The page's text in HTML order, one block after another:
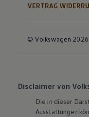
VERTRAG
© Volkswagen 2026
Disclaimer von
Die in dieser
Ausstattungen